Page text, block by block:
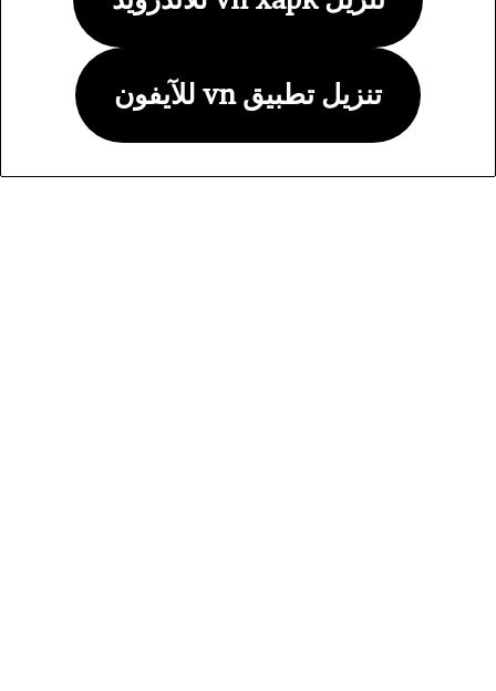
تنزيل تطبيق vn للآيفون